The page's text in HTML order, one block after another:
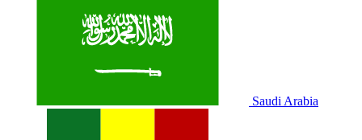
Saudi Arabia